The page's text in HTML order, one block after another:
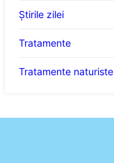
Știrile zilei
Tratamente
Tratamente naturiste